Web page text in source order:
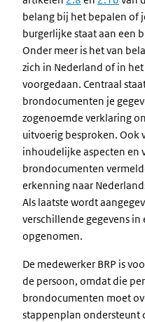
belang bij het bepalen of
burgerlijke staat aan een
Onder meer is het van
zich in Nederland of in
voorgedaan. Centraal
brondocumenten je
zogenoemde verklaring
uitvoerig besproken. Ook
inhoudelijke aspecten en
brondocumenten
erkenning naar
Als laatste wordt
verschillende gegevens
opgenomen.
De medewerker BRP is
de persoon, omdat die
brondocumenten moet
stappenplan ondersteunt